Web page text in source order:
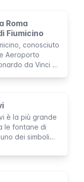
Roma
Fiumicino
conosciuto
Aeroporto
da Vinci è
è la più grande
le fontane di
dei simboli
di turisti. Non